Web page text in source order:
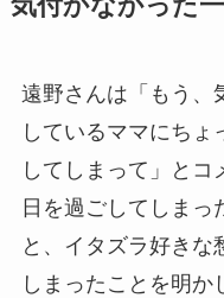
気付かなかった
遠野さんは「もう、
しているママにちょ
してしまって」とコ
日を過ごしてしまっ
と、イタズラ好きな
しまったことを明か